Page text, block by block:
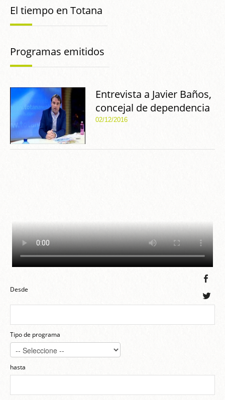
Programas emitidos
Entrevista a Javier Baños,
concejal de dependencia
02/12/2016
Desde
Tipo de programa
hasta
El tiempo en Totana